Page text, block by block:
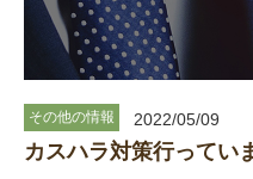
その他の情報 2022/05/09
カスハラ対策行ってい